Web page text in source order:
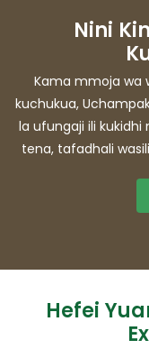
Nini
Kama mmoja wa
kuchukua,
la ufungaji ili
tena, tafadhali
Hefei